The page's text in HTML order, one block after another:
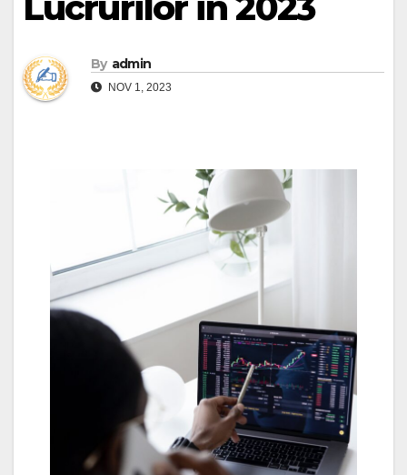
By admin
NOV 1, 2023